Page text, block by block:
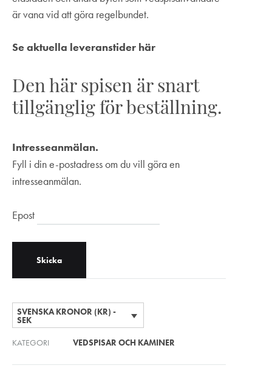
är vana vid att göra regelbundet.
Se aktuella leveranstider här
Den här spisen är snart
tillgänglig för beställning.
Intresseanmälan.
Fyll i din e-postadress om du vill göra en
intresseanmälan.
Epost
SVENSKA KRONOR (KR) -
SEK
KATEGORI VEDSPISAR OCH KAMINER